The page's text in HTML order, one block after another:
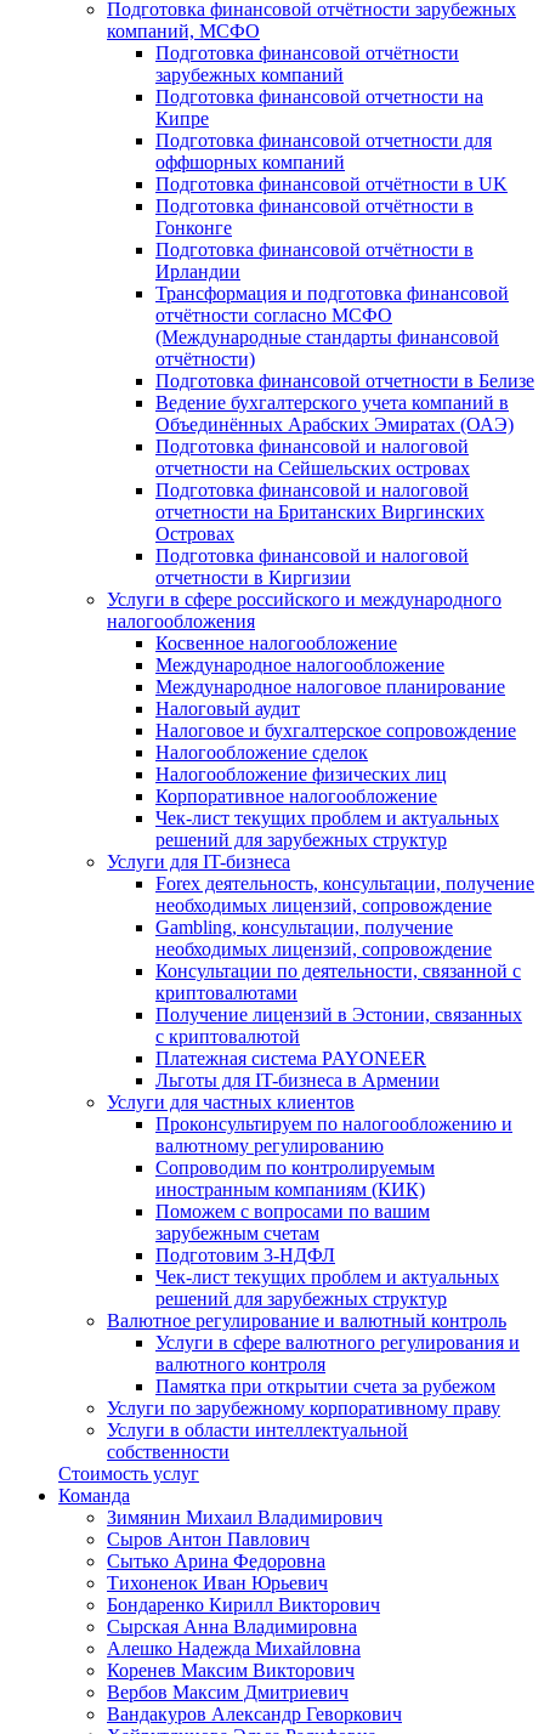
Подготовка финансовой отчётности зарубежных
компаний, МСФО
Подготовка финансовой отчётности
зарубежных компаний
Подготовка финансовой отчетности на
Кипре
Подготовка финансовой отчетности для
оффшорных компаний
Подготовка финансовой отчётности в UK
Подготовка финансовой отчётности в
Гонконге
Подготовка финансовой отчётности в
Ирландии
Трансформация и подготовка финансовой
отчётности согласно МСФО
(Международные стандарты финансовой
отчётности)
Подготовка финансовой отчетности в Белизе
Ведение бухгалтерского учета компаний в
Объединённых Арабских Эмиратах (ОАЭ)
Подготовка финансовой и налоговой
отчетности на Сейшельских островах
Подготовка финансовой и налоговой
отчетности на Британских Виргинских
Островах
Подготовка финансовой и налоговой
отчетности в Киргизии
Услуги в сфере российского и международного
налогообложения
Косвенное налогообложение
Международное налогообложение
Международное налоговое планирование
Налоговый аудит
Налоговое и бухгалтерское сопровождение
Налогообложение сделок
Налогообложение физических лиц
Корпоративное налогообложение
Чек-лист текущих проблем и актуальных
решений для зарубежных структур
Услуги для IT-бизнеса
Forex деятельность, консультации, получение
необходимых лицензий, сопровождение
Gambling, консультации, получение
необходимых лицензий, сопровождение
Консультации по деятельности, связанной с
криптовалютами
Получение лицензий в Эстонии, связанных
с криптовалютой
Платежная система PAYONEER
Льготы для IT-бизнеса в Армении
Услуги для частных клиентов
Проконсультируем по налогообложению и
валютному регулированию
Сопроводим по контролируемым
иностранным компаниям (КИК)
Поможем с вопросами по вашим
зарубежным счетам
Подготовим 3-НДФЛ
Чек-лист текущих проблем и актуальных
решений для зарубежных структур
Валютное регулирование и валютный контроль
Услуги в сфере валютного регулирования и
валютного контроля
Памятка при открытии счета за рубежом
Услуги по зарубежному корпоративному праву
Услуги в области интеллектуальной
собственности
Стоимость услуг
Команда
Зимянин Михаил Владимирович
Сыров Антон Павлович
Сытько Арина Федоровна
Тихоненок Иван Юрьевич
Бондаренко Кирилл Викторович
Сырская Анна Владимировна
Алешко Надежда Михайловна
Коренев Максим Викторович
Вербов Максим Дмитриевич
Вандакуров Александр Геворкович